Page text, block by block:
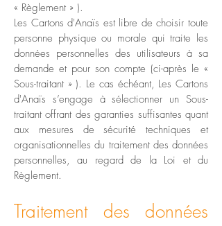
« Règlement » ).
Les Cartons d'Anaïs est libre de choisir toute
personne physique ou morale qui traite les
données personnelles des utilisateurs à sa
demande et pour son compte (ci-après le «
Sous-traitant » ). Le cas échéant, Les Cartons
d'Anaïs s’engage à sélectionner un Sous-
traitant offrant des garanties suffisantes quant
aux mesures de sécurité techniques et
organisationnelles du traitement des données
personnelles, au regard de la Loi et du
Règlement.
Traitement des données